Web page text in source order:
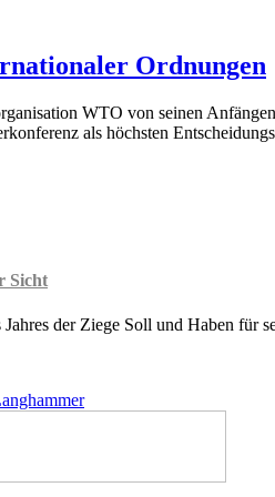
Ordnungen
WTO von seinen
als höchsten
Sicht
der Ziege Soll und Haben